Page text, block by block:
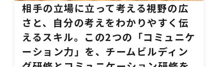
相手の立場に立って考える視野の広
さと、自分の考えをわかりやすく伝
えるスキル。この2つの「コミュニケ
ーション力」を、チームビルディン